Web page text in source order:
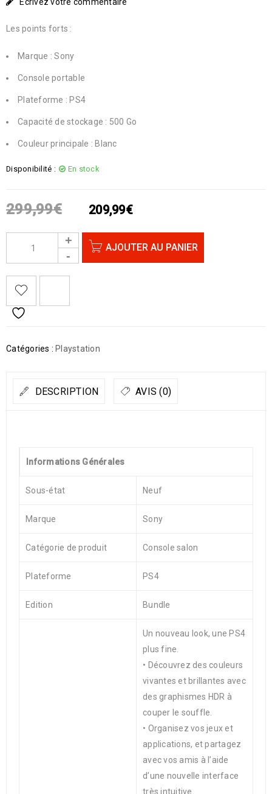
Les points forts :
Marque : Sony
Console portable
Plateforme : PS4
Capacité de stockage : 500 Go
Couleur principale : Blanc
Disponibilité : En stock
299,99€ 209,99€
AJOUTER AU PANIER
Catégories : Playstation
DESCRIPTION AVIS (0)
Informations Générales
Sous-état Neuf
Marque Sony
Catégorie de produit Console salon
Plateforme PS4
Edition Bundle
Un nouveau look, une PS4
plus fine.
• Découvrez des couleurs
vivantes et brillantes avec
des graphismes HDR à
couper le souffle.
• Organisez vos jeux et
applications, et partagez
avec vos amis à l’aide
d’une nouvelle interface
très intuitive.